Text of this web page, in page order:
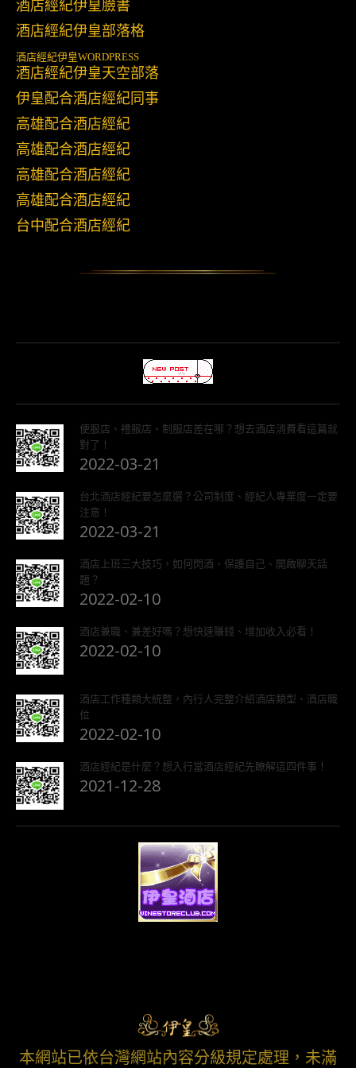
酒店經紀伊皇臉書
酒店經紀伊皇部落格
酒店經紀伊皇WORDPRESS
酒店經紀伊皇天空部落
伊皇配合酒店經紀同事
高雄配合酒店經紀
高雄配合酒店經紀
高雄配合酒店經紀
高雄配合酒店經紀
台中配合酒店經紀
便服店、禮服店、制服店差在哪？想去酒店消費看這篇就
對了！
2022-03-21
台北酒店經紀要怎麼選？公司制度、經紀人專業度一定要
注意！
2022-03-21
酒店上班三大技巧，如何閃酒、保護自己、開啟聊天話
題？
2022-02-10
酒店兼職、兼差好嗎？想快速賺錢、增加收入必看！
2022-02-10
酒店工作種類大統整，內行人完整介紹酒店類型、酒店職
位
2022-02-10
酒店經紀是什麼？想入行當酒店經紀先瞭解這四件事！
2021-12-28
本網站已依台灣網站內容分級規定處理，未滿